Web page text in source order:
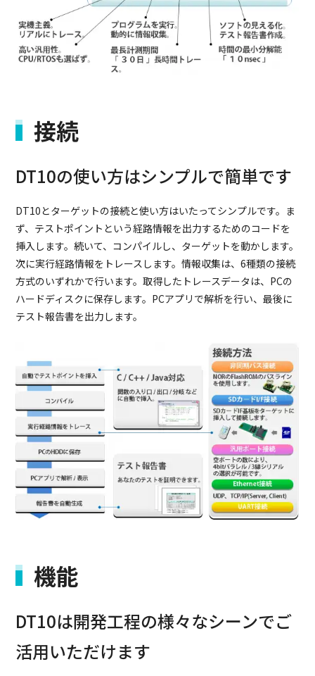
接続
DT10の使い方はシンプルで簡単です
DT10とターゲットの接続と使い方はいたってシンプルです。ま
ず、テストポイントという経路情報を出力するためのコードを
挿入します。続いて、コンパイルし、ターゲットを動かします。
次に実行経路情報をトレースします。情報収集は、6種類の接続
方式のいずれかで行います。取得したトレースデータは、PCの
ハードディスクに保存します。PCアプリで解析を行い、最後に
テスト報告書を出力します。
機能
DT10は開発工程の様々なシーンでご
活用いただけます